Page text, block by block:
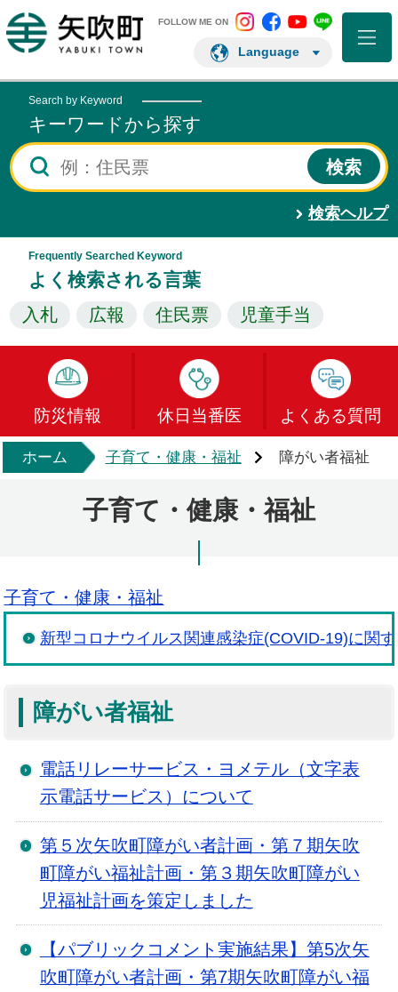
矢吹町ホームページ
FOLLOW ME ON 矢吹町 Instagram
矢吹町矢吹町矢吹町
Language
Search by Keyword
キーワードから探す
検索ヘルプ
Frequently Searched Keyword
よく検索される言葉
入札 広報 住民票 児童手当
防災情報 休日当番医 よくある質問
ホーム 子育て・健康・福祉 障がい者福祉
子育て・健康・福祉
子育て・健康・福祉
新型コロナウイルス関連感染症(COVID-19)に関
障がい者福祉
電話リレーサービス・ヨメテル（文字表
示電話サービス）について
第５次矢吹町障がい者計画・第７期矢吹
町障がい福祉計画・第３期矢吹町障がい
児福祉計画を策定しました
【パブリックコメント実施結果】第5次矢
吹町障がい者計画・第7期矢吹町障がい福